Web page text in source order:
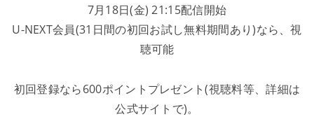
7月18日(金) 21:15配信開始
U-NEXT会員(31日間の初回お試し無料期間あり)なら、視
聴可能
初回登録なら600ポイントプレゼント(視聴料等、詳細は
公式サイトで)。